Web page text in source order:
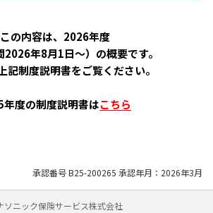
この内容は、2026年度
2026年8月1日～）の概要です。
記制度説明書をご覧ください。
年度の制度説明書はこちら
承認番号 B25-200265 承認年月：2026年3月
ソニック保険サービス株式会社